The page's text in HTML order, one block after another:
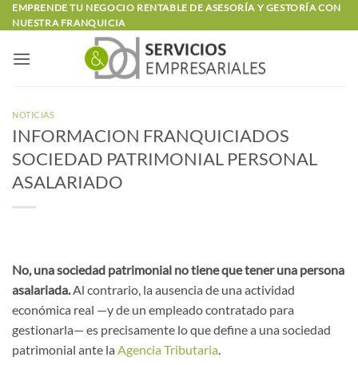
Saltar
al
EMPRENDE TU NEGOCIO RENTABLE DE ASESORÍA Y GESTORÍA CON
NUESTRA FRANQUICIA
NOTICIAS
INFORMACION FRANQUICIADOS
SOCIEDAD PATRIMONIAL PERSONAL
ASALARIADO
No, una sociedad patrimonial no tiene que tener una persona
asalariada. Al contrario, la ausencia de una actividad
económica real —y de un empleado contratado para
gestionarla— es precisamente lo que define a una sociedad
patrimonial ante la Agencia Tributaria